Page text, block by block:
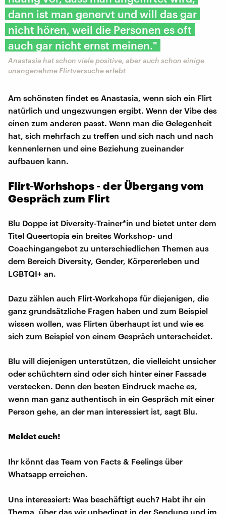
dann ist man genervt und will das gar
nicht hören, weil die Personen es oft
auch gar nicht ernst meinen."
Anastasia hat schon viele positive, aber auch schon einige
unangenehme Flirtversuche erlebt
Am schönsten findet es Anastasia, wenn sich ein Flirt
natürlich und ungezwungen ergibt. Wenn der Vibe des
einen zum anderen passt. Wenn man die Gelegenheit
hat, sich mehrfach zu treffen und sich nach und nach
kennenlernen und eine Beziehung zueinander
aufbauen kann.
Flirt-Worhshops - der Übergang vom
Gespräch zum Flirt
Blu Doppe ist Diversity-Trainer*in und bietet unter dem
Titel Queertopia ein breites Workshop- und
Coachingangebot zu unterschiedlichen Themen aus
dem Bereich Diversity, Gender, Körpererleben und
LGBTQI+ an.
Dazu zählen auch Flirt-Workshops für diejenigen, die
ganz grundsätzliche Fragen haben und zum Beispiel
wissen wollen, was Flirten überhaupt ist und wie es
sich zum Beispiel von einem Gespräch unterscheidet.
Blu will diejenigen unterstützen, die vielleicht unsicher
oder schüchtern sind oder sich hinter einer Fassade
verstecken. Denn den besten Eindruck mache es,
wenn man ganz authentisch in ein Gespräch mit einer
Person gehe, an der man interessiert ist, sagt Blu.
Meldet euch!
Ihr könnt das Team von Facts & Feelings über
Whatsapp erreichen.
Uns interessiert: Was beschäftigt euch? Habt ihr ein
Thema, über das wir unbedingt in der Sendung und im